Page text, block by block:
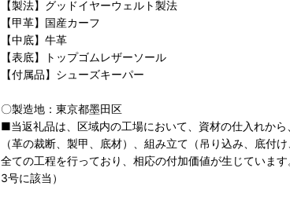
【製法】グッドイヤーウェルト製法
【甲革】国産カーフ
【中底】牛革
【表底】トップゴムレザーソール
【付属品】シューズキーパー
〇製造地：東京都墨田区
■当返礼品は、区域内の工場において、資材の仕入れから
（革の裁断、製甲、底材）、組み立て（吊り込み、底付
全ての工程を行っており、相応の付加価値が生じていま
3号に該当）